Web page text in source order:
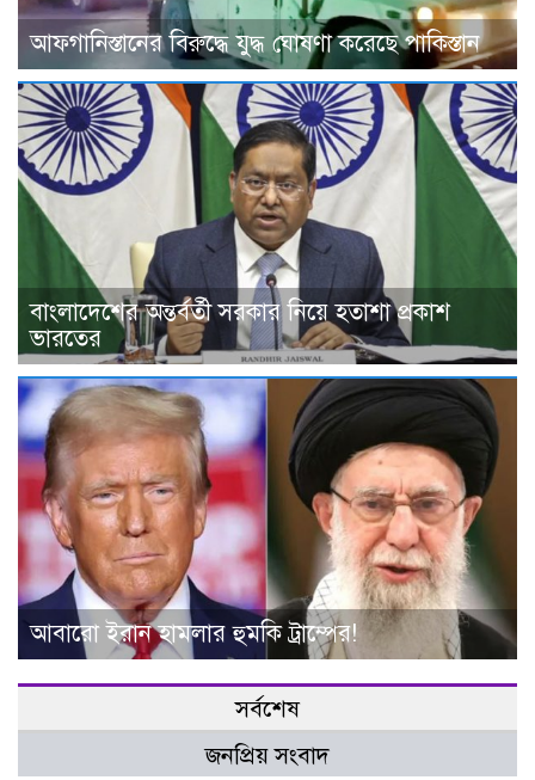
আফগানিস্তানের বিরুদ্ধে যুদ্ধ ঘোষণা করেছে পাকিস্তান
বাংলাদেশের অন্তর্বর্তী সরকার নিয়ে হতাশা প্রকাশ
ভারতের
আবারো ইরান হামলার হুমকি ট্রাম্পের!
সর্বশেষ
জনপ্রিয় সংবাদ